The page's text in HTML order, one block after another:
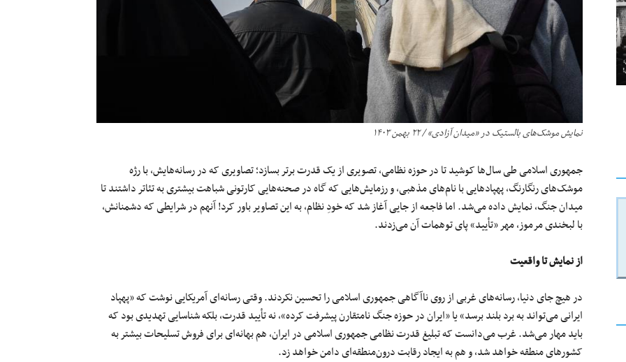
نمایش موشک‌های بالستیک در «میدان آزادی» / ۲۲ بهمن ۱۴۰۳
جمهوری اسلامی طی سال‌ها کوشید تا در حوزه نظامی، تصویری از یک قدرت برتر بسازد؛ تصاویری که در رسانه‌هایش، با رژه
موشک‌های رنگارنگ، پهپادهایی با نام‌های مذهبی، و رزمایش‌هایی که گاه در صحنه‌هایی کارتونی شباهت بیشتری به تئاتر داشتند تا
میدان جنگ، نمایش داده می‌شد. اما فاجعه از جایی آغاز شد که خودِ نظام، به این تصاویر باور کرد! آنهم در شرایطی که دشمنانش،
با لبخندی مرموز، مهر «تأیید» پای توهمات آن می‌زدند.
از نمایش تا واقعیت
در هیچ‌ جای دنیا، رسانه‌های غربی از روی ناآگاهی جمهوری اسلامی را تحسین نکردند. وقتی رسانه‌ای آمریکایی نوشت که «پهپاد
ایرانی می‌تواند به برد بلند برسد» یا «ایران در حوزه جنگ نامتقارن پیشرفت کرده»، نه تأیید قدرت، بلکه شناسایی تهدیدی بود که
باید مهار می‌شد. غرب می‌دانست که تبلیغ قدرت نظامی جمهوری اسلامی در ایران، هم بهانه‌ای برای فروش تسلیحات بیشتر به
کشورهای منطقه خواهد شد، و هم به ایجاد رقابت درون‌منطقه‌‌ای دامن خواهد زد.